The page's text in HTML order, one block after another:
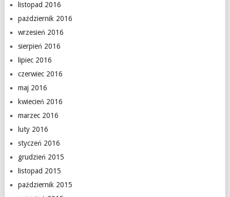
listopad 2016
październik 2016
wrzesień 2016
sierpień 2016
lipiec 2016
czerwiec 2016
maj 2016
kwiecień 2016
marzec 2016
luty 2016
styczeń 2016
grudzień 2015
listopad 2015
październik 2015